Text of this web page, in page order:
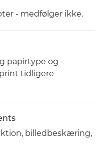
- medfølger ikke.
papirtype og -
tidligere
billedbeskæring,